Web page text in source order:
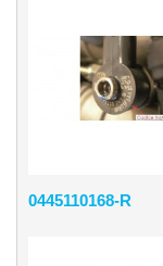
0445110168-R